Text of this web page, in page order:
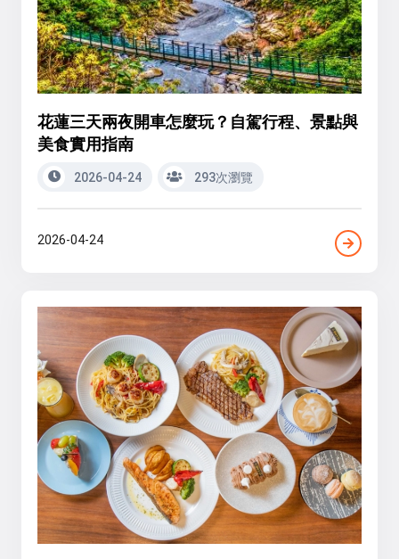
花蓮三天兩夜開車怎麼玩？自駕行程、景點與
美食實用指南
2026-04-24 293次瀏覽
2026-04-24